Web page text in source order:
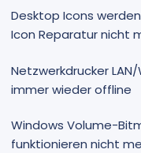
Desktop Icons
Icon Reparatur nicht
Netzwerkdrucker
immer wieder offline
Windows Volume-
funktionieren nicht